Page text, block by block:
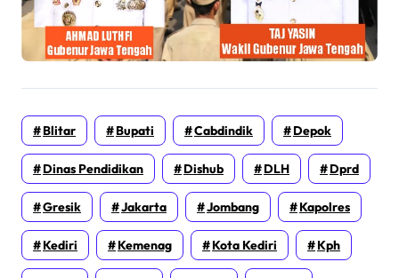
Blitar Bupati Cabdindik Depok
Dinas Pendidikan Dishub DLH Dprd
Gresik Jakarta Jombang Kapolres
Kediri Kemenag Kota Kediri Kph